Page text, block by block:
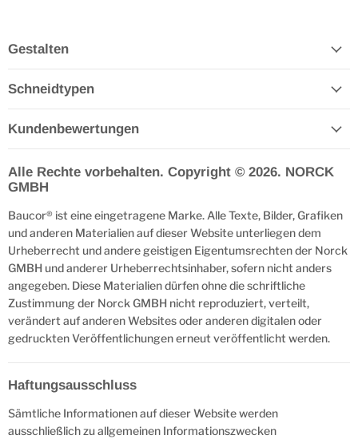
Gestalten
Schneidtypen
Kundenbewertungen
Alle Rechte vorbehalten. Copyright © 2026. NORCK
GMBH
Baucor® ist eine eingetragene Marke. Alle Texte, Bilder, Grafiken
und anderen Materialien auf dieser Website unterliegen dem
Urheberrecht und andere geistigen Eigentumsrechten der Norck
GMBH und anderer Urheberrechtsinhaber, sofern nicht anders
angegeben. Diese Materialien dürfen ohne die schriftliche
Zustimmung der Norck GMBH nicht reproduziert, verteilt,
verändert auf anderen Websites oder anderen digitalen oder
gedruckten Veröffentlichungen erneut veröffentlicht werden.
Haftungsausschluss
Sämtliche Informationen auf dieser Website werden
ausschließlich zu allgemeinen Informationszwecken